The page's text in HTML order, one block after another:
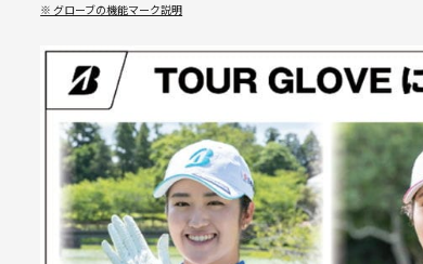
※ グローブの機能マーク説明